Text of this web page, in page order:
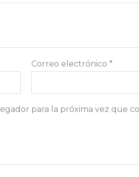
Correo electrónico *
para la próxima vez que